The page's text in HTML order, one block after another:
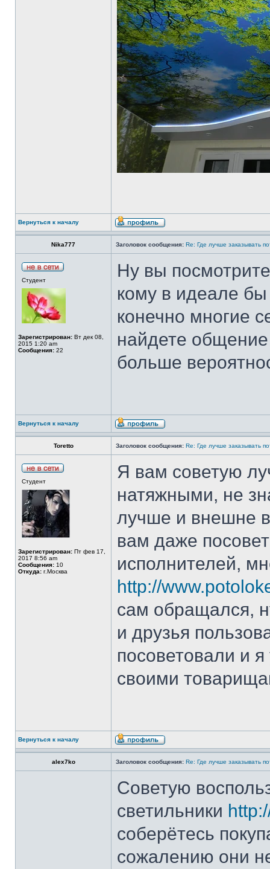
Вернуться к началу
Nika777 Заголовок сообщения: Re: Где лучше заказывать
Студент
Зарегистрирован: Вт дек 08,
2015 1:20 am
Сообщения: 22
Ну вы
кому в идеале бы
конечно многие
найдете
больше
Вернуться к началу
Toretto Заголовок сообщения: Re: Где лучше заказывать
Студент
Зарегистрирован: Пт фев 17,
2017 8:56 am
Сообщения: 10
Откуда: г.Москва
Я вам советую
натяжными, не
лучше и внешне
вам даже
исполнителей,
http://
сам обращался,
и друзья
посоветовали и
своими
Вернуться к началу
alex7ko Заголовок сообщения: Re: Где лучше заказывать
Советую
светильники
соберётесь
сожалению они